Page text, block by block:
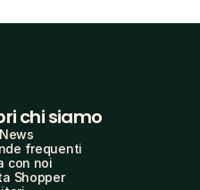
chi siamo
frequenti
con noi
Shopper